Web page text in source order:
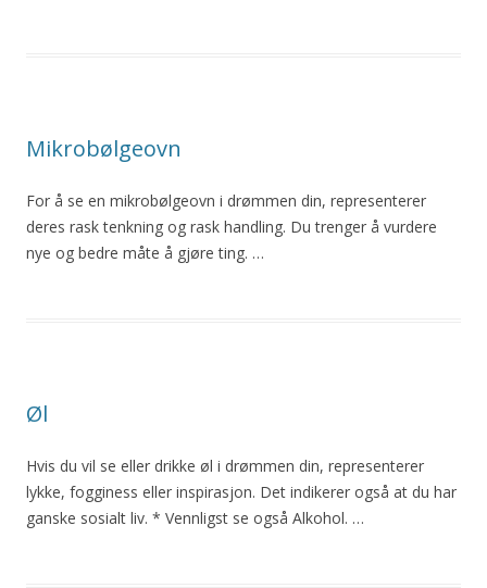
Mikrobølgeovn
For å se en mikrobølgeovn i drømmen din, representerer
deres rask tenkning og rask handling. Du trenger å vurdere
nye og bedre måte å gjøre ting. …
Øl
Hvis du vil se eller drikke øl i drømmen din, representerer
lykke, fogginess eller inspirasjon. Det indikerer også at du har
ganske sosialt liv. * Vennligst se også Alkohol. …